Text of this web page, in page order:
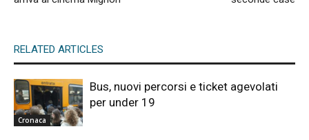
RELATED ARTICLES
Cronaca
Bus, nuovi percorsi e ticket agevolati
per under 19